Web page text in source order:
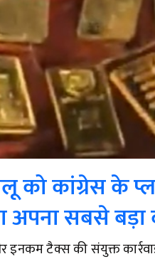
को कांग्रेस के
सबसे बड़ा
इनकम टैक्स की संयुक्त